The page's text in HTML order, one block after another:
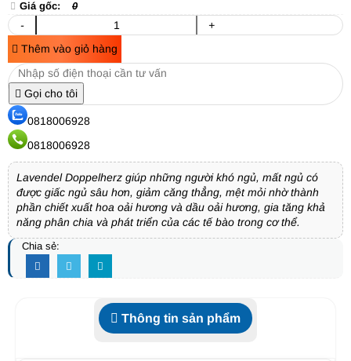
Giá gốc:
0
-
+
Thêm vào giỏ hàng
Gọi cho tôi
0818006928
0818006928
Lavendel Doppelherz giúp những người khó ngủ, mất ngủ có
được giấc ngủ sâu hơn, giảm căng thẳng, mệt mỏi nhờ thành
phần chiết xuất hoa oải hương và dầu oải hương, gia tăng khả
năng phân chia và phát triển của các tế bào trong cơ thể.
Chia sẻ:
Thông tin sản phẩm